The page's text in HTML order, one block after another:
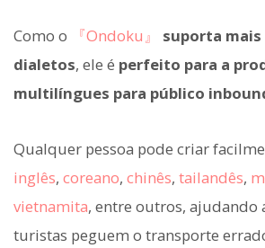
Como o 『Ondoku』
suporta mais
dialetos, ele é perfeito para a
multilíngues para público
Qualquer pessoa pode criar
inglês, coreano, chinês, tailandês,
vietnamita, entre outros, ajudando
turistas peguem o transporte